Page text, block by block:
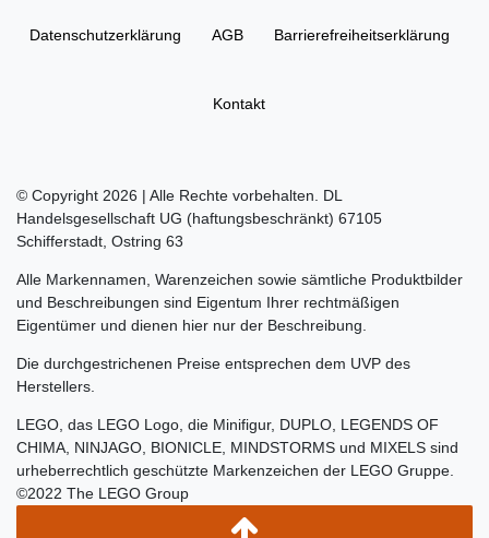
Daten­schutz­erklärung AGB Barrierefreiheitserklärung
Kontakt
© Copyright 2026 | Alle Rechte vorbehalten. DL
Handelsgesellschaft UG (haftungsbeschränkt) 67105
Schifferstadt, Ostring 63
Alle Markennamen, Warenzeichen sowie sämtliche Produktbilder
und Beschreibungen sind Eigentum Ihrer rechtmäßigen
Eigentümer und dienen hier nur der Beschreibung.
Die durchgestrichenen Preise entsprechen dem UVP des
Herstellers.
LEGO, das LEGO Logo, die Minifigur, DUPLO, LEGENDS OF
CHIMA, NINJAGO, BIONICLE, MINDSTORMS und MIXELS sind
urheberrechtlich geschützte Markenzeichen der LEGO Gruppe.
©2022 The LEGO Group